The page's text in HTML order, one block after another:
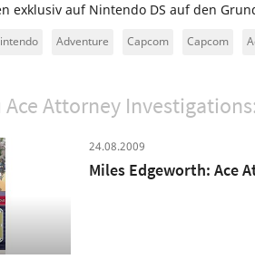
exklusiv auf Nintendo DS auf den
Adventure Capcom Capcom
Ace Attorney
24.08.2009
Miles Edgeworth: Ace